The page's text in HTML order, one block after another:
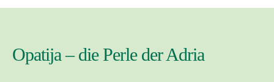
Opatija – die Perle der Adria